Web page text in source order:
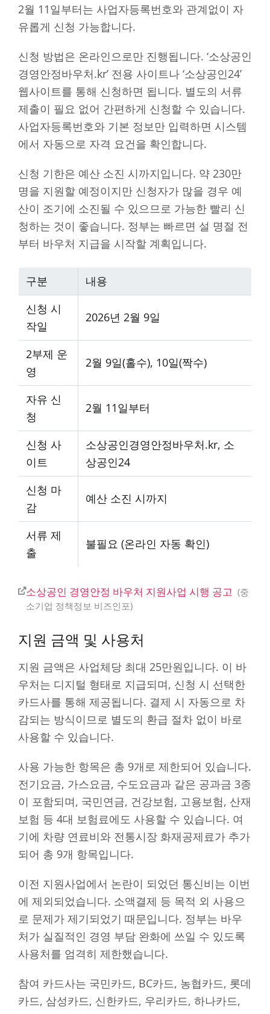
2월 11일부터는 사업자등록번호와 관계없이 자
유롭게 신청 가능합니다.
신청 방법은 온라인으로만 진행됩니다. ‘소상공인
경영안정바우처.kr’ 전용 사이트나 ‘소상공인24’
웹사이트를 통해 신청하면 됩니다. 별도의 서류
제출이 필요 없어 간편하게 신청할 수 있습니다.
사업자등록번호와 기본 정보만 입력하면 시스템
에서 자동으로 자격 요건을 확인합니다.
신청 기한은 예산 소진 시까지입니다. 약 230만
명을 지원할 예정이지만 신청자가 많을 경우 예
산이 조기에 소진될 수 있으므로 가능한 빨리 신
청하는 것이 좋습니다. 정부는 빠르면 설 명절 전
부터 바우처 지급을 시작할 계획입니다.
구분
내용
신청 시
작일
2026년 2월 9일
2부제 운
영
2월 9일(홀수), 10일(짝수)
자유 신
청
2월 11일부터
신청 사
이트
소상공인경영안정바우처.kr, 소
상공인24
신청 마
감
예산 소진 시까지
서류 제
출
불필요 (온라인 자동 확인)
소상공인 경영안정 바우처 지원사업 시행 공고
중
소기업 정책정보 비즈인포
지원 금액 및 사용처
지원 금액은 사업체당 최대 25만원입니다. 이 바
우처는 디지털 형태로 지급되며, 신청 시 선택한
카드사를 통해 제공됩니다. 결제 시 자동으로 차
감되는 방식이므로 별도의 환급 절차 없이 바로
사용할 수 있습니다.
사용 가능한 항목은 총 9개로 제한되어 있습니다.
전기요금, 가스요금, 수도요금과 같은 공과금 3종
이 포함되며, 국민연금, 건강보험, 고용보험, 산재
보험 등 4대 보험료에도 사용할 수 있습니다. 여
기에 차량 연료비와 전통시장 화재공제료가 추가
되어 총 9개 항목입니다.
이전 지원사업에서 논란이 되었던 통신비는 이번
에 제외되었습니다. 소액결제 등 목적 외 사용으
로 문제가 제기되었기 때문입니다. 정부는 바우
처가 실질적인 경영 부담 완화에 쓰일 수 있도록
사용처를 엄격히 제한했습니다.
참여 카드사는 국민카드, BC카드, 농협카드, 롯데
카드, 삼성카드, 신한카드, 우리카드, 하나카드,